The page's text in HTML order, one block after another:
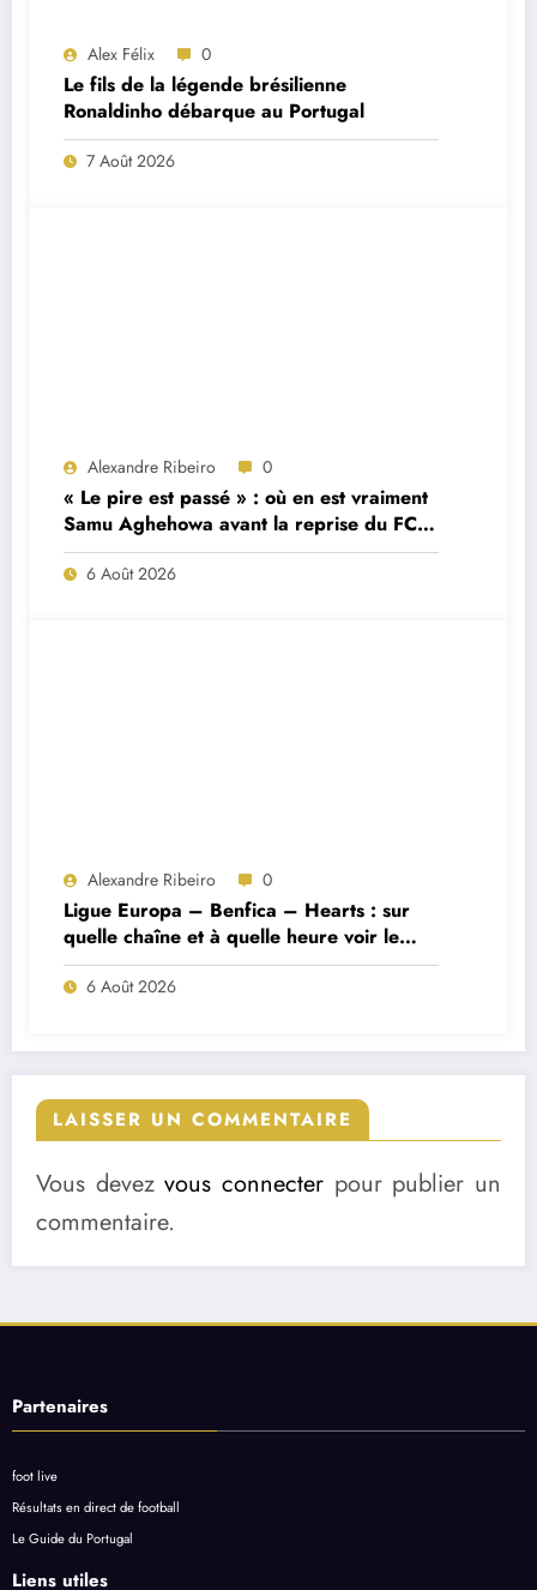
Alex Félix 0
Le fils de la légende brésilienne
Ronaldinho débarque au Portugal
7 Août 2026
Alexandre Ribeiro 0
« Le pire est passé » : où en est vraiment
Samu Aghehowa avant la reprise du FC
Porto ?
6 Août 2026
Alexandre Ribeiro 0
Ligue Europa – Benfica – Hearts : sur
quelle chaîne et à quelle heure voir le
match ?
6 Août 2026
LAISSER UN COMMENTAIRE
Vous devezvous connecter pour publier un
commentaire.
Partenaires
foot live
Résultats en direct de football
Le Guide du Portugal
Liens utiles